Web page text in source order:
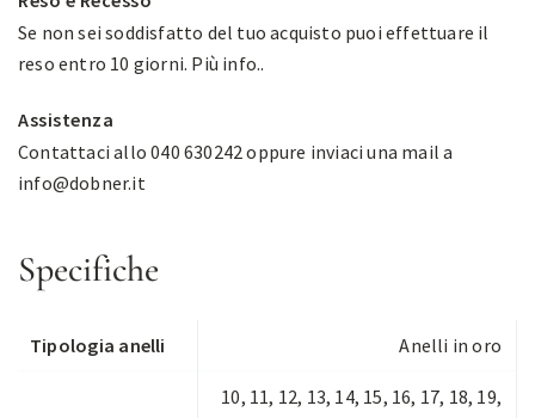
Se non sei soddisfatto del tuo acquisto puoi effettuare il
reso entro 10 giorni. Più info..
Assistenza
Contattaci allo 040 630242 oppure inviaci una mail a
info@dobner.it
Specifiche
Tipologia anelli Anelli in oro
10, 11, 12, 13, 14, 15, 16, 17, 18, 19,